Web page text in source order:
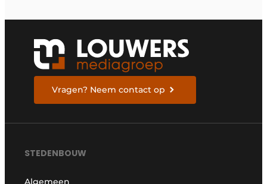
Vragen? Neem contact op
STEDENBOUW
Algemeen